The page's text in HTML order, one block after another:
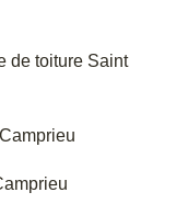
de toiture Saint